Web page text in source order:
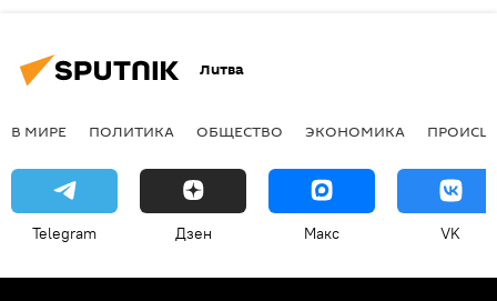
Литва
В МИРЕ ПОЛИТИКА ОБЩЕСТВО ЭКОНОМИКА
Telegram Дзен Макс VK